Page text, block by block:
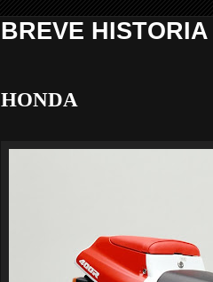
BREVE
HONDA